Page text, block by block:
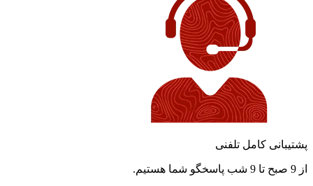
پشتیبانی کامل تلفنی
از 9 صبح تا 9 شب پاسخگو شما هستیم.